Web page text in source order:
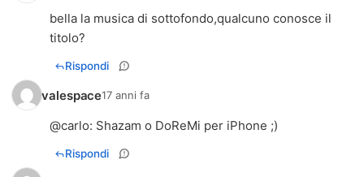
bella la musica di sottofondo,qualcuno conosce il
titolo?
Rispondi
valespace17 anni fa
@carlo: Shazam o DoReMi per iPhone ;)
Rispondi